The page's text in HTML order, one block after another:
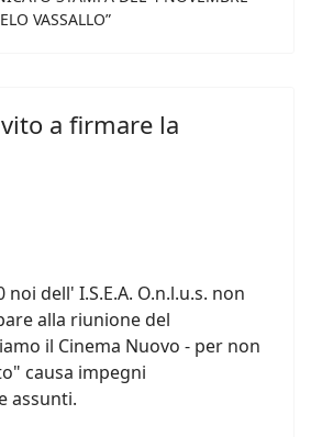
VASSALLO”
a firmare la
dell' I.S.E.A. O.n.l.u.s. non
alla riunione del
il Cinema Nuovo - per non
causa impegni
assunti.